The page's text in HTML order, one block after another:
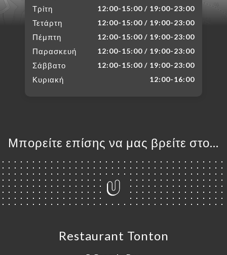
Τρίτη 12:00-15:00 / 19:00-23:00
Τετάρτη 12:00-15:00 / 19:00-23:00
Πέμπτη 12:00-15:00 / 19:00-23:00
Παρασκευή 12:00-15:00 / 19:00-23:00
Σάββατο 12:00-15:00 / 19:00-23:00
Κυριακή 12:00-16:00
Μπορείτε επίσης να μας βρείτε στο...
Restaurant Tonton